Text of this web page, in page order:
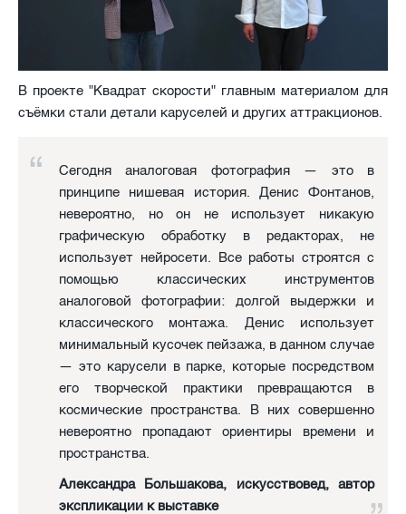
В проекте "Квадрат скорости" главным материалом для
съёмки стали детали каруселей и других аттракционов.
Сегодня аналоговая фотография — это в
принципе нишевая история. Денис Фонтанов,
невероятно, но он не использует никакую
графическую обработку в редакторах, не
использует нейросети. Все работы строятся с
помощью классических инструментов
аналоговой фотографии: долгой выдержки и
классического монтажа. Денис использует
минимальный кусочек пейзажа, в данном случае
— это карусели в парке, которые посредством
его творческой практики превращаются в
космические пространства. В них совершенно
невероятно пропадают ориентиры времени и
пространства.
Александра Большакова, искусствовед, автор
экспликации к выставке